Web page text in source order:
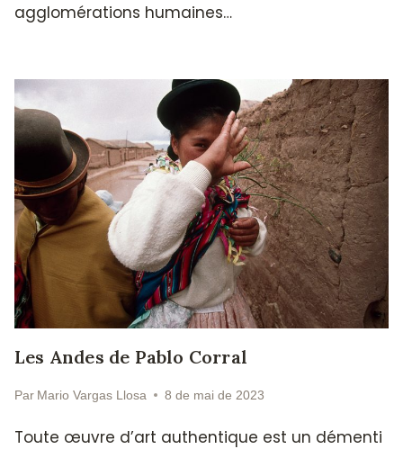
agglomérations humaines…
Les Andes de Pablo Corral
Par Mario Vargas Llosa 8 de mai de 2023
Toute œuvre d’art authentique est un démenti